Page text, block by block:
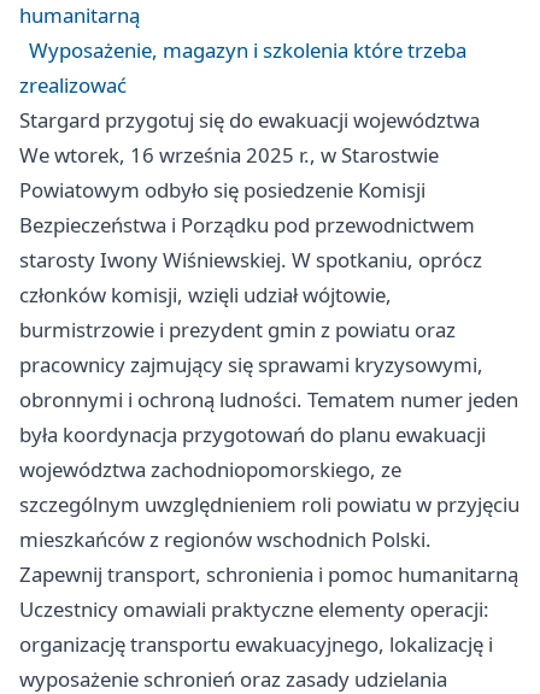
humanitarną
Wyposażenie, magazyn i szkolenia które trzeba
zrealizować
Stargard przygotuj się do ewakuacji województwa
We wtorek, 16 września 2025 r., w Starostwie
Powiatowym odbyło się posiedzenie Komisji
Bezpieczeństwa i Porządku pod przewodnictwem
starosty Iwony Wiśniewskiej. W spotkaniu, oprócz
członków komisji, wzięli udział wójtowie,
burmistrzowie i prezydent gmin z powiatu oraz
pracownicy zajmujący się sprawami kryzysowymi,
obronnymi i ochroną ludności. Tematem numer jeden
była koordynacja przygotowań do planu ewakuacji
województwa zachodniopomorskiego, ze
szczególnym uwzględnieniem roli powiatu w przyjęciu
mieszkańców z regionów wschodnich Polski.
Zapewnij transport, schronienia i pomoc humanitarną
Uczestnicy omawiali praktyczne elementy operacji:
organizację transportu ewakuacyjnego, lokalizację i
wyposażenie schronień oraz zasady udzielania